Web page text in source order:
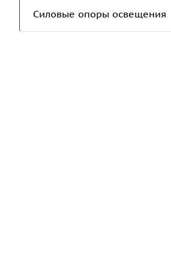
Силовые опоры освещения